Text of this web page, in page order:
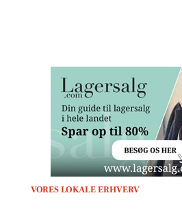
VORES LOKALE ERHVERV